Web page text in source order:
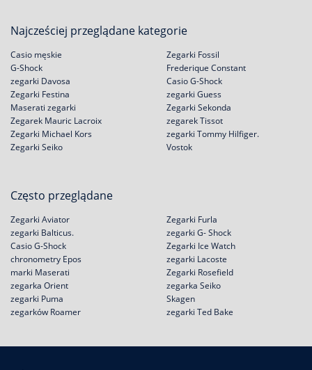
Najcześciej przeglądane kategorie
Casio męskie
G-Shock
zegarki Davosa
Zegarki Festina
Zegarki Fossil
Frederique Constant
Casio G-Shock
zegarki Guess
Maserati zegarki
Zegarek Mauric Lacroix
Zegarki Michael Kors
Zegarki Seiko
Zegarki Sekonda
zegarek Tissot
zegarki Tommy Hilfiger.
Vostok
Często przeglądane
Zegarki Aviator
zegarki Balticus.
Casio G-Shock
chronometry Epos
Zegarki Furla
zegarki G- Shock
Zegarki Ice Watch
zegarki Lacoste
marki Maserati
zegarka Orient
zegarki Puma
zegarków Roamer
Zegarki Rosefield
zegarka Seiko
Skagen
zegarki Ted Bake